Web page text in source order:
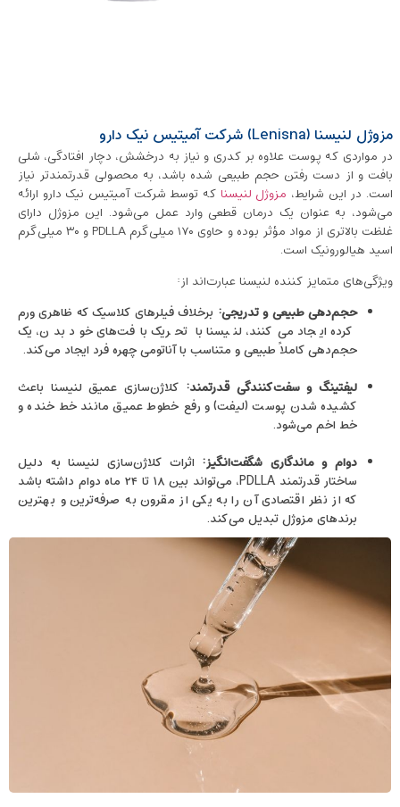
مزوژل لنیسنا (Lenisna) شرکت آمیتیس نیک دارو
در مواردی که پوست علاوه بر کدری و نیاز به درخشش، دچار افتادگی، شلی
بافت و از دست رفتن حجم طبیعی شده باشد، به محصولی قدرتمندتر نیاز
است. در این شرایط، مزوژل لنیسنا که توسط شرکت آمیتیس نیک دارو ارائه
می‌شود، به عنوان یک درمان قطعی وارد عمل می‌شود. این مزوژل دارای
غلظت بالاتری از مواد مؤثر بوده و حاوی ۱۷۰ میلی‌گرم PDLLA و ۳۰ میلی‌گرم
اسید هیالورونیک است.
ویژگی‌های متمایز کننده لنیسنا عبارت‌اند از:
حجم‌دهی طبیعی و تدریجی: برخلاف فیلرهای کلاسیک که ظاهری ورم
کرده ایجاد می‌کنند، لنیسنا با تحریک بافت‌های خود بدن، یک
حجم‌دهی کاملاً طبیعی و متناسب با آناتومی چهره فرد ایجاد می‌کند.
لیفتینگ و سفت‌کنندگی قدرتمند: کلاژن‌سازی عمیق لنیسنا باعث
کشیده شدن پوست (لیفت) و رفع خطوط عمیق مانند خط خنده و
خط اخم می‌شود.
دوام و ماندگاری شگفت‌انگیز: اثرات کلاژن‌سازی لنیسنا به دلیل
ساختار قدرتمند PDLLA، می‌تواند بین ۱۸ تا ۲۴ ماه دوام داشته باشد
که از نظر اقتصادی آن را به یکی از مقرون‌ به ‌صرفه‌ترین و بهترین
برندهای مزوژل تبدیل می‌کند.